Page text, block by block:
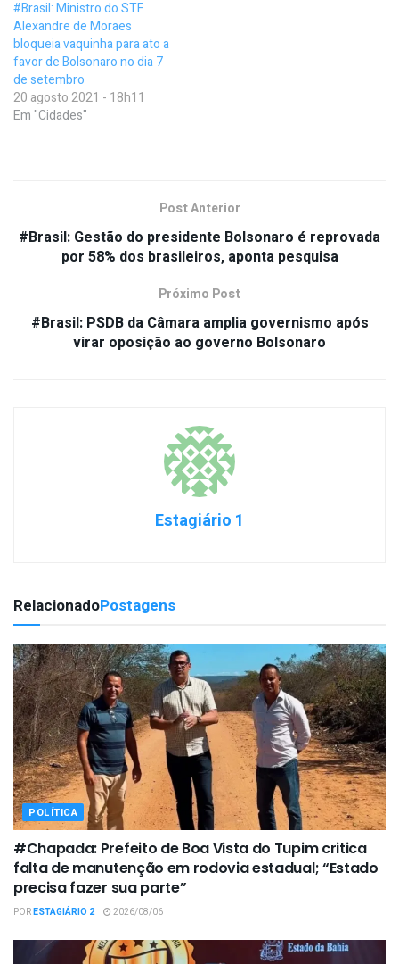
#Brasil: Ministro do STF
Alexandre de Moraes
bloqueia vaquinha para ato a
favor de Bolsonaro no dia 7
de setembro
20 agosto 2021 - 18h11
Em "Cidades"
Post Anterior
#Brasil: Gestão do presidente Bolsonaro é reprovada
por 58% dos brasileiros, aponta pesquisa
Próximo Post
#Brasil: PSDB da Câmara amplia governismo após
virar oposição ao governo Bolsonaro
Estagiário 1
RelacionadoPostagens
POLÍTICA
#Chapada: Prefeito de Boa Vista do Tupim critica
falta de manutenção em rodovia estadual; “Estado
precisa fazer sua parte”
PORESTAGIÁRIO 2 2026/08/06